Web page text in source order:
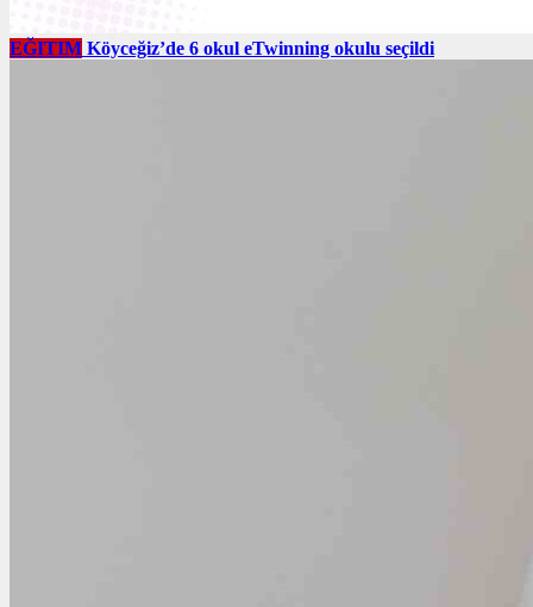
EĞITIM Köyceğiz’de 6 okul eTwinning okulu seçildi